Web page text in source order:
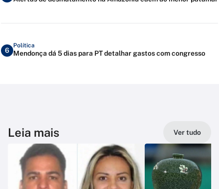
6
Política
Mendonça dá 5 dias para PT detalhar gastos com congresso
Leia mais Ver tudo